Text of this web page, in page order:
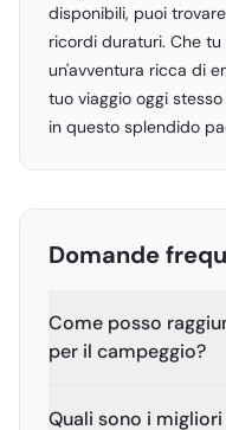
disponibili, puoi
ricordi duraturi. Che
un'avventura ricca di
tuo viaggio oggi
in questo splendido
Domande
Come posso
per il campeggio?
Quali sono i